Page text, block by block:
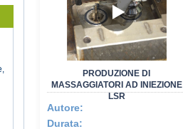
PRODUZIONE DI
MASSAGGIATORI AD INIEZIONE
LSR
Autore:
Durata: